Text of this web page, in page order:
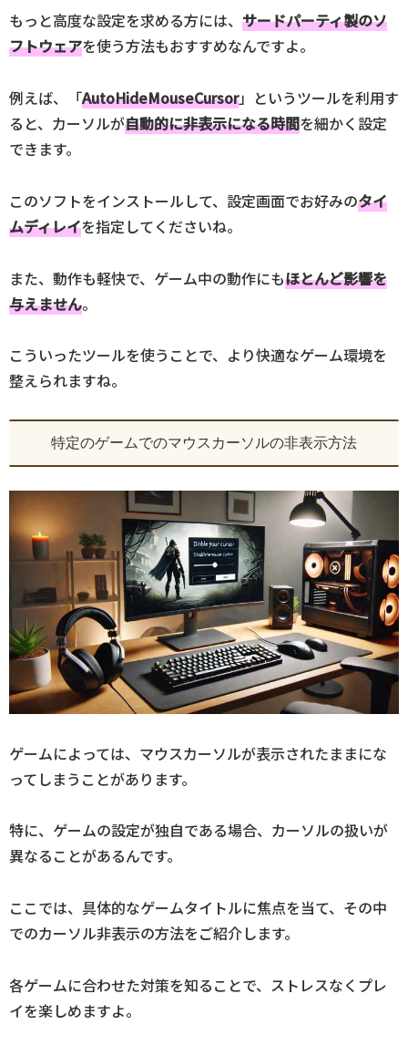
もっと高度な設定を求める方には、 サードパーティ製のソ
フトウェアを使う方法もおすすめなんですよ。
例えば、「AutoHideMouseCursor」というツールを利用す
ると、カーソルが自動的に非表示になる時間を細かく設定
できます。
このソフトをインストールして、設定画面でお好みのタイ
ムディレイを指定してくださいね。
また、動作も軽快で、ゲーム中の動作にもほとんど影響を
与えません。
こういったツールを使うことで、より快適なゲーム環境を
整えられますね。
特定のゲームでのマウスカーソルの非表示方法
ゲームによっては、マウスカーソルが表示されたままにな
ってしまうことがあります。
特に、ゲームの設定が独自である場合、カーソルの扱いが
異なることがあるんです。
ここでは、具体的なゲームタイトルに焦点を当て、その中
でのカーソル非表示の方法をご紹介します。
各ゲームに合わせた対策を知ることで、ストレスなくプレ
イを楽しめますよ。